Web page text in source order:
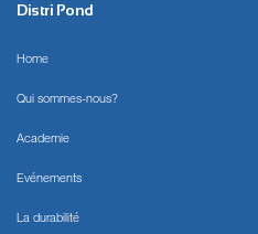
Distri Pond
Home
Qui sommes-nous?
Academie
Evénements
La durabilité